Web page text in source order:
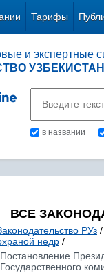
Тарифы
и экспертные
в названии
ВСЕ
РУз /
недр /
Постановление
Государственного